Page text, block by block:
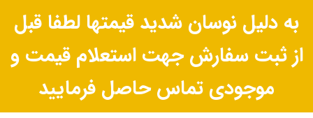
به دلیل نوسان شدید قیمتها لطفا قبل
از ثبت سفارش جهت استعلام قیمت و
موجودی تماس حاصل فرمایید